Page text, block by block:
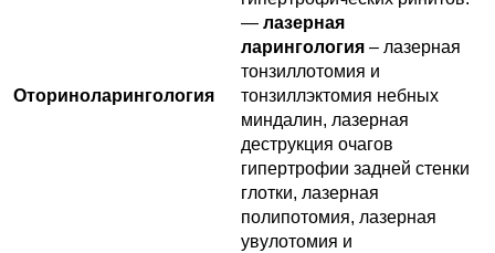
Оториноларингология
— лазерная
ларингология – лазерная
тонзиллотомия и
тонзиллэктомия небных
миндалин, лазерная
деструкция очагов
гипертрофии задней стенки
глотки, лазерная
полипотомия, лазерная
увулотомия и